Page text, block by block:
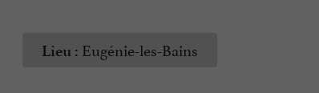
Lieu : Eugénie-les-Bains